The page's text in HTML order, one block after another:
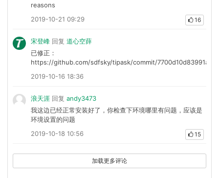
reasons
2019-10-21 09:29
16
宋登峰 回复 道心空薛
已修正：
https://github.com/sdfsky/tipask/commit/
2019-10-16 18:36
浪天涯 回复 andy3473
我这边已经正常安装好了，你检查下环境哪里有问题，应该是
环境设置的问题
2019-10-18 10:56
15
加载更多评论